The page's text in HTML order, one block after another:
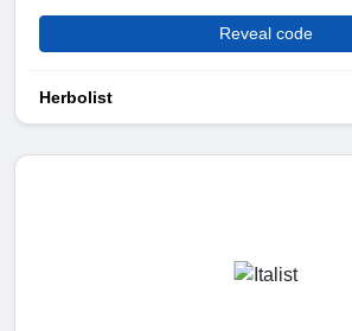
Reveal code
Herbolist